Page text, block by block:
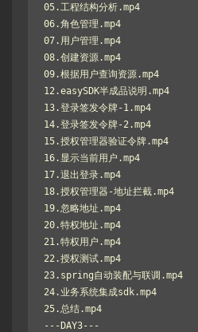
05.工程结构分析.mp4
06.角色管理.mp4
07.用户管理.mp4
08.创建资源.mp4
09.根据用户查询资源.mp4
12.easySDK半成品说明.mp4
13.登录签发令牌-1.mp4
14.登录签发令牌-2.mp4
15.授权管理器验证令牌.mp4
16.显示当前用户.mp4
17.退出登录.mp4
18.授权管理器-地址拦截.mp4
19.忽略地址.mp4
20.特权地址.mp4
21.特权用户.mp4
22.授权测试.mp4
23.spring自动装配与联调.mp4
24.业务系统集成sdk.mp4
25.总结.mp4
---DAY3---